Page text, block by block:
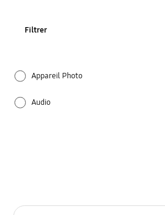
Filtrer
Appareil Photo
Audio
Samsung Apps